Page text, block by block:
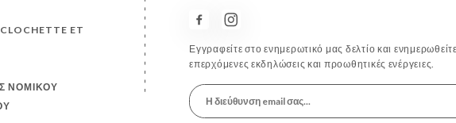
ET
ΝΟΜΙΚΟΎ
Εγγραφείτε στο ενημερωτικό μας δελτίο και ενημερωθείτε
επερχόμενες εκδηλώσεις και προωθητικές ενέργειες.